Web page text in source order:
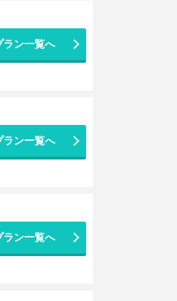
ラン一覧へ
ラン一覧へ
ラン一覧へ